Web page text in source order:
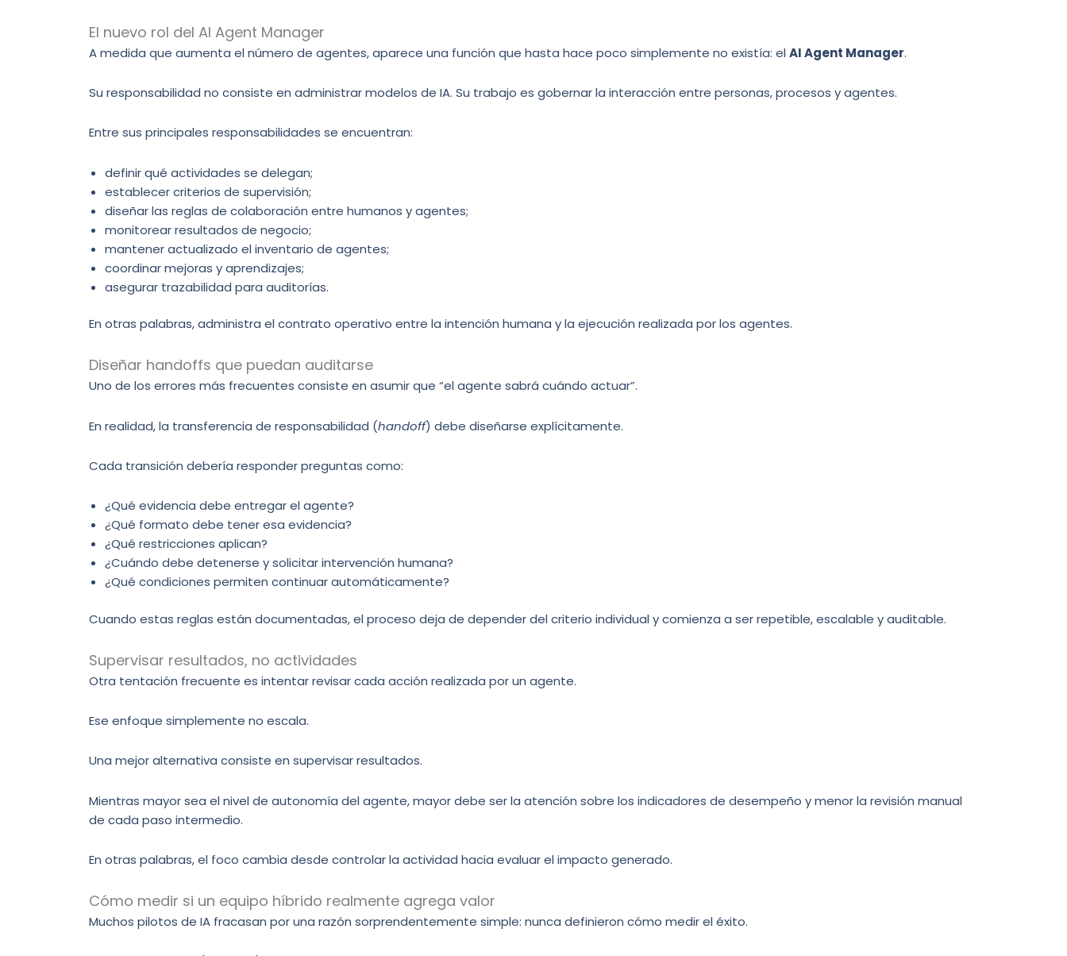
El nuevo rol del AI Agent Manager
A medida que aumenta el número de agentes, aparece una función que hasta hace poco simplemente no existía: el AI Agent Manager.
Su responsabilidad no consiste en administrar modelos de IA. Su trabajo es gobernar la interacción entre personas, procesos y agentes.
Entre sus principales responsabilidades se encuentran:
definir qué actividades se delegan;
establecer criterios de supervisión;
diseñar las reglas de colaboración entre humanos y agentes;
monitorear resultados de negocio;
mantener actualizado el inventario de agentes;
coordinar mejoras y aprendizajes;
asegurar trazabilidad para auditorías.
En otras palabras, administra el contrato operativo entre la intención humana y la ejecución realizada por los agentes.
Diseñar handoffs que puedan auditarse
Uno de los errores más frecuentes consiste en asumir que “el agente sabrá cuándo actuar”.
En realidad, la transferencia de responsabilidad (handoff) debe diseñarse explícitamente.
Cada transición debería responder preguntas como:
¿Qué evidencia debe entregar el agente?
¿Qué formato debe tener esa evidencia?
¿Qué restricciones aplican?
¿Cuándo debe detenerse y solicitar intervención humana?
¿Qué condiciones permiten continuar automáticamente?
Cuando estas reglas están documentadas, el proceso deja de depender del criterio individual y comienza a ser repetible, escalable y auditable.
Supervisar resultados, no actividades
Otra tentación frecuente es intentar revisar cada acción realizada por un agente.
Ese enfoque simplemente no escala.
Una mejor alternativa consiste en supervisar resultados.
Mientras mayor sea el nivel de autonomía del agente, mayor debe ser la atención sobre los indicadores de desempeño y menor la revisión manual
de cada paso intermedio.
En otras palabras, el foco cambia desde controlar la actividad hacia evaluar el impacto generado.
Cómo medir si un equipo híbrido realmente agrega valor
Muchos pilotos de IA fracasan por una razón sorprendentemente simple: nunca definieron cómo medir el éxito.